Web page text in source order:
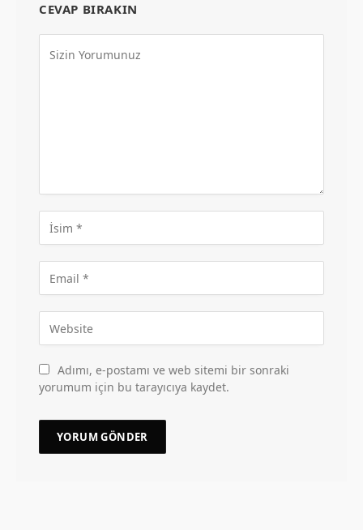
CEVAP BIRAKIN
Adımı, e-postamı ve web sitemi bir sonraki
yorumum için bu tarayıcıya kaydet.